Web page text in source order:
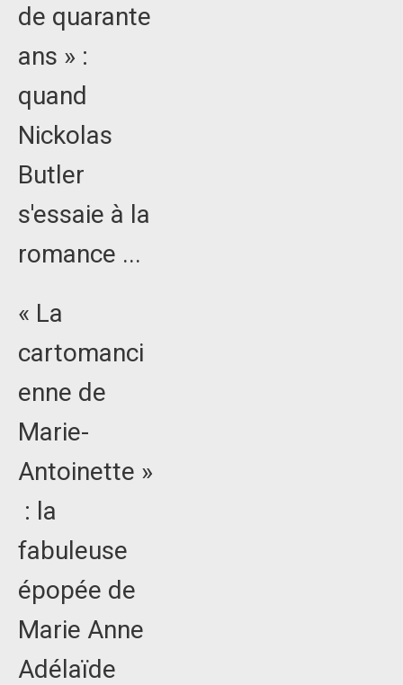
de quarante
ans » :
quand
Nickolas
Butler
s'essaie à la
romance ...
« La
cartomanci
enne de
Marie-
Antoinette »
: la
fabuleuse
épopée de
Marie Anne
Adélaïde